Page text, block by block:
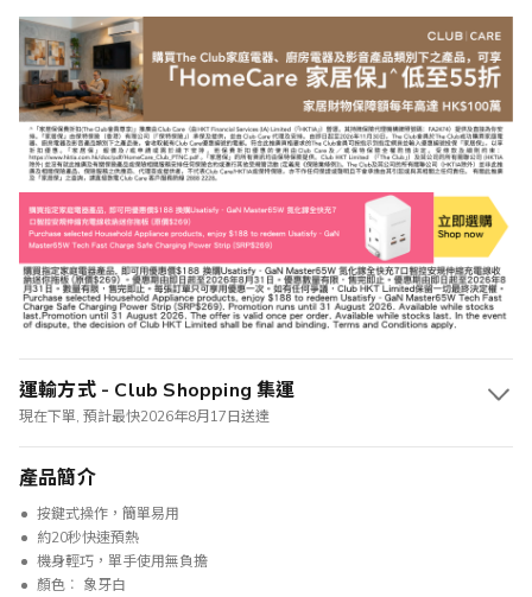
運輸方式 - Club Shopping 集運
現在下單, 預計最快2026年8月17日送達
產品簡介
按鍵式操作，簡單易用
約20秒快速預熱
機身輕巧，單手使用無負擔
顏色︰ 象牙白